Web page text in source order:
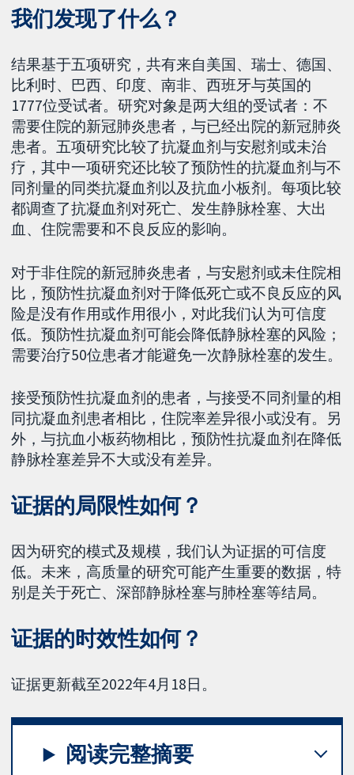
我们发现了什么？
结果基于五项研究，共有来自美国、瑞士、德国、
比利时、巴西、印度、南非、西班牙与英国的
1777位受试者。研究对象是两大组的受试者：不
需要住院的新冠肺炎患者，与已经出院的新冠肺炎
患者。五项研究比较了抗凝血剂与安慰剂或未治
疗，其中一项研究还比较了预防性的抗凝血剂与不
同剂量的同类抗凝血剂以及抗血小板剂。每项比较
都调查了抗凝血剂对死亡、发生静脉栓塞、大出
血、住院需要和不良反应的影响。
对于非住院的新冠肺炎患者，与安慰剂或未住院相
比，预防性抗凝血剂对于降低死亡或不良反应的风
险是没有作用或作用很小，对此我们认为可信度
低。预防性抗凝血剂可能会降低静脉栓塞的风险；
需要治疗50位患者才能避免一次静脉栓塞的发生。
接受预防性抗凝血剂的患者，与接受不同剂量的相
同抗凝血剂患者相比，住院率差异很小或没有。另
外，与抗血小板药物相比，预防性抗凝血剂在降低
静脉栓塞差异不大或没有差异。
证据的局限性如何？
因为研究的模式及规模，我们认为证据的可信度
低。未来，高质量的研究可能产生重要的数据，特
别是关于死亡、深部静脉栓塞与肺栓塞等结局。
证据的时效性如何？
证据更新截至2022年4月18日。
阅读完整摘要